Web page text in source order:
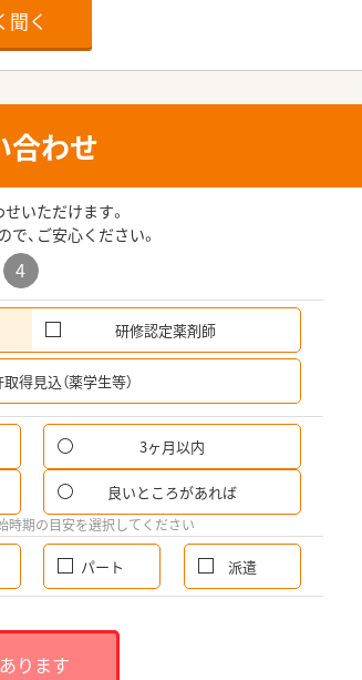
聞く
合わせ
いただけます。
、ご安心ください。
4
研修認定薬剤師
得見込（薬学生等）
3ヶ月以内
良いところがあれば
時期の目安を選択してください
パート 派遣
ります